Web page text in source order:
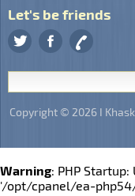
Let's be friends
Copyright © 2026 I
Warning: PHP
'/opt/cpanel/ea-